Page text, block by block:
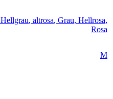
Hellgrau, altrosa, Grau, Hellrosa,
Rosa
M